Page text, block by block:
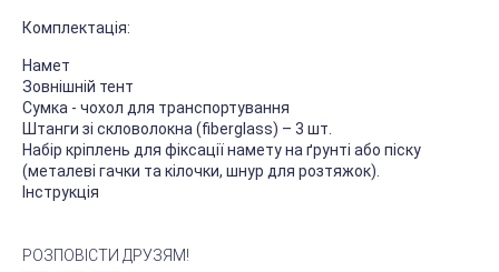
Комплектація:
Намет
Зовнішній тент
Сумка - чохол для транспортування
Штанги зі скловолокна (fiberglass) – 3 шт.
Набір кріплень для фіксації намету на ґрунті або піску
(металеві гачки та кілочки, шнур для розтяжок).
Інструкція
РОЗПОВІСТИ ДРУЗЯМ!